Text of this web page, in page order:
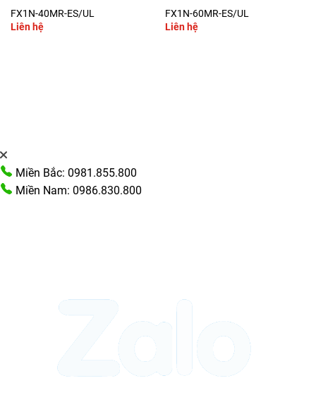
FX1N-40MR-ES/UL
Liên hệ
FX1N-60MR-ES/UL
Liên hệ
Miền Bắc: 0981.855.800
Miền Nam: 0986.830.800